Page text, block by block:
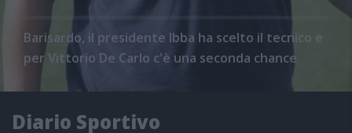
Barisardo, il presidente Ibba ha scelto il tecnico e
per Vittorio De Carlo c'è una seconda chance
Diario Sportivo